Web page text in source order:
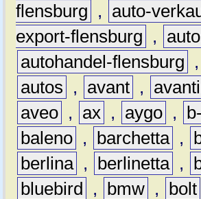
flensburg
,
auto-
export-flensburg
,
autohandel-flensburg
,
autos
, avant ,
aveo , ax , aygo ,
baleno , barchetta ,
berlina , berlinetta ,
bluebird
, bmw , bolt